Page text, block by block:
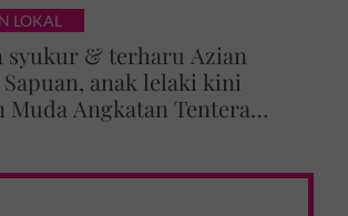
LOKAL
syukur & terharu Azian
Sapuan, anak lelaki kini
Muda Angkatan Tentera